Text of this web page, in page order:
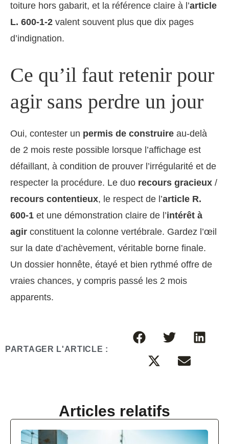
toiture hors gabarit, et la référence claire à l’article
L. 600-1-2 valent souvent plus que dix pages
d’indignation.
Ce qu’il faut retenir pour
agir sans perdre un jour
Oui, contester un permis de construire au-delà
de 2 mois reste possible lorsque l’affichage est
défaillant, à condition de prouver l’irrégularité et de
respecter la procédure. Le duo recours gracieux /
recours contentieux, le respect de l’article R.
600-1 et une démonstration claire de l’intérêt à
agir constituent la colonne vertébrale. Gardez l’œil
sur la date d’achèvement, véritable borne finale.
Un dossier honnête, étayé et bien rythmé offre de
vraies chances, y compris passé les 2 mois
apparents.
PARTAGER L'ARTICLE :
Articles relatifs